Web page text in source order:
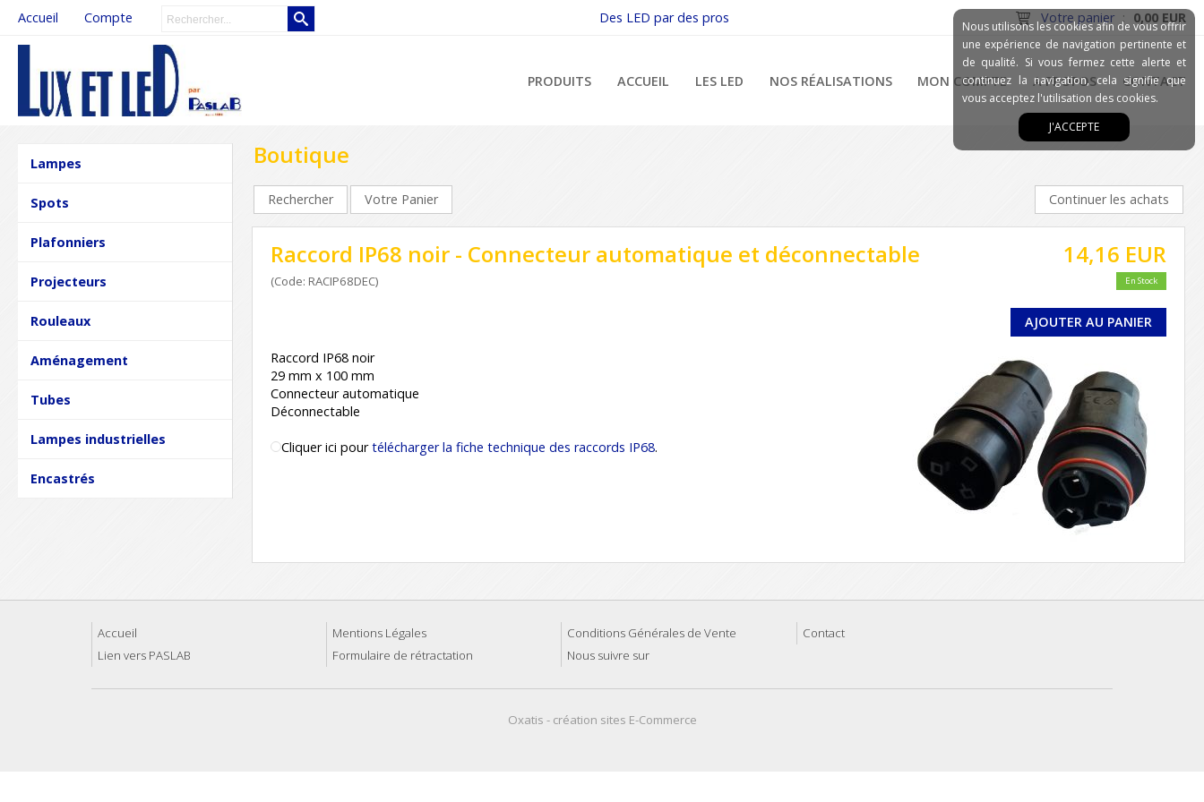
Accueil Compte Votre panier : 0,00 EUR
Des LED par des pros
PRODUITS ACCUEIL LES LED NOS RÉALISATIONS MON COMPTE A PROPOS CONTACT
Lampes
Spots
Plafonniers
Projecteurs
Rouleaux
Aménagement
Tubes
Lampes industrielles
Encastrés
Boutique
Rechercher Votre Panier Continuer les achats
Raccord IP68 noir - Connecteur automatique et déconnectable
(Code: RACIP68DEC)
14,16 EUR
En Stock
AJOUTER AU PANIER
Raccord IP68 noir
29 mm x 100 mm
Connecteur automatique
Déconnectable
Cliquer ici pourtélécharger la fiche technique des raccords IP68.
Accueil Mentions Légales Conditions Générales de Vente
Contact
Lien vers PASLAB
Formulaire de rétractation Nous suivre sur
Oxatis - création sites E-Commerce
Nous utilisons les cookies afin de vous offrir
une expérience de navigation pertinente et
de qualité. Si vous fermez cette alerte et
continuez la navigation, cela signifie que
vous acceptez l'utilisation des cookies.
J'ACCEPTE